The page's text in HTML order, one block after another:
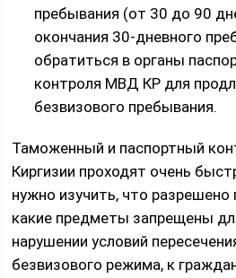
пребывания (от 30 до 90
окончания 30-дневного
обратиться в органы
контроля МВД КР для
безвизового пребывания.
Таможенный и паспортный
Киргизии проходят очень
нужно изучить, что разрешено
какие предметы запрещены
нарушении условий
безвизового режима, к